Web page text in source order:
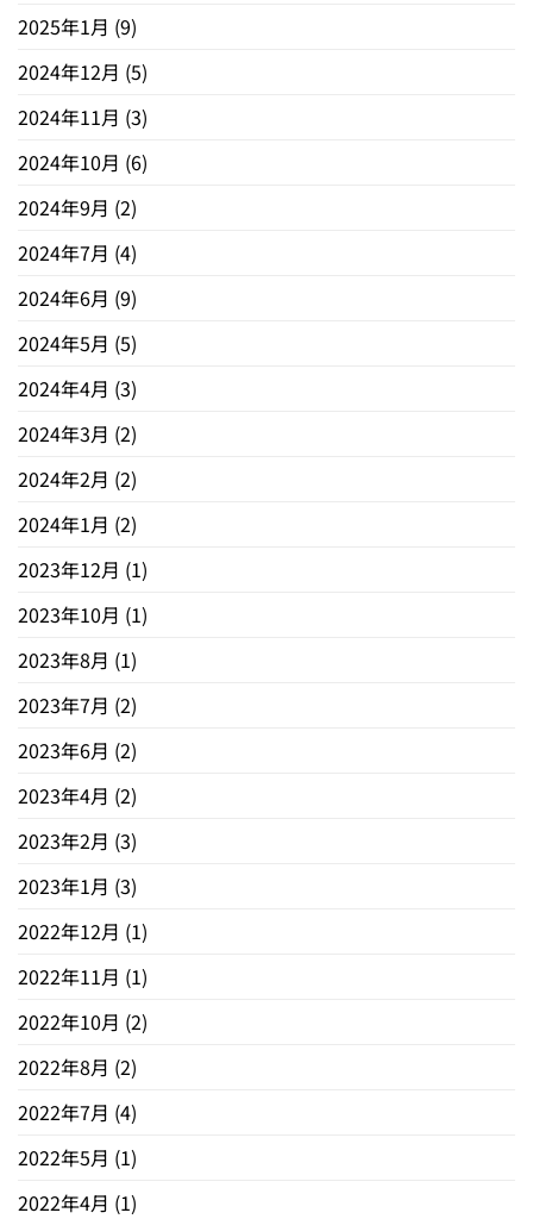
2025年1月 (9)
2024年12月 (5)
2024年11月 (3)
2024年10月 (6)
2024年9月 (2)
2024年7月 (4)
2024年6月 (9)
2024年5月 (5)
2024年4月 (3)
2024年3月 (2)
2024年2月 (2)
2024年1月 (2)
2023年12月 (1)
2023年10月 (1)
2023年8月 (1)
2023年7月 (2)
2023年6月 (2)
2023年4月 (2)
2023年2月 (3)
2023年1月 (3)
2022年12月 (1)
2022年11月 (1)
2022年10月 (2)
2022年8月 (2)
2022年7月 (4)
2022年5月 (1)
2022年4月 (1)